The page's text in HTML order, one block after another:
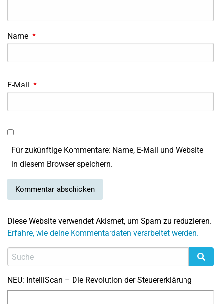
Name *
E-Mail *
Für zukünftige Kommentare: Name, E-Mail und Website
in diesem Browser speichern.
Diese Website verwendet Akismet, um Spam zu reduzieren.
Erfahre, wie deine Kommentardaten verarbeitet werden.
NEU: IntelliScan – Die Revolution der Steuererklärung